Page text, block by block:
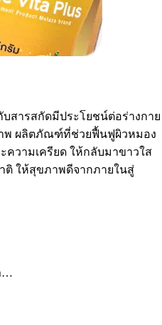
สารสกัดมีประโยชน์ต่อร่างกาย
พ ผลิตภัณฑ์ที่ช่วยฟื้นฟูผิวหมอง
ความเครียด ให้กลับมาขาวใส
ติ ให้สุขภาพดีจากภายในสู่
…